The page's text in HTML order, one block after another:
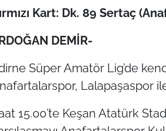
Kart: Dk. 89 Sertaç
DEMİR-
Süper Amatör Lig’de
Lalapaşaspor ile
15.00’te Keşan Atatürk